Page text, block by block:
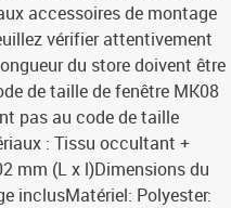
accessoires de montage
vérifier attentivement
du store doivent être
de taille de fenêtre MK08
pas au code de taille
: Tissu occultant +
mm (L x l)Dimensions du
inclusMatériel: Polyester: